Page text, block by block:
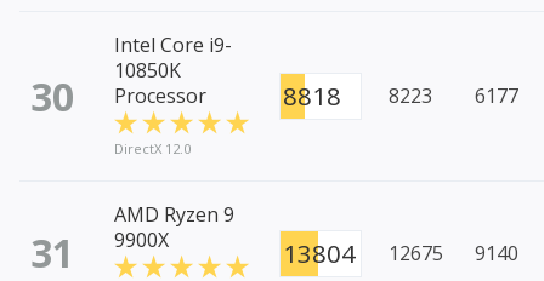
30
Intel Core i9-
10850K
Processor
DirectX 12.0
8818 8223 6177
31
AMD Ryzen 9
9900X
13804 12675 9140